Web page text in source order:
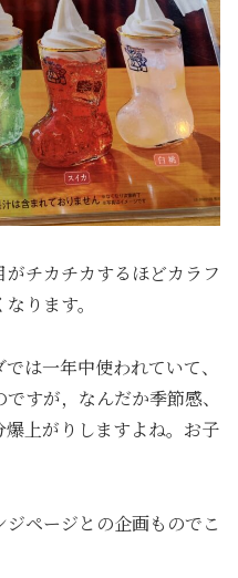
チカチカするほどカラフ
ります。
は一年中使われていて、
すが，なんだか季節感、
上がりしますよね。お子
ページとの企画ものでこ